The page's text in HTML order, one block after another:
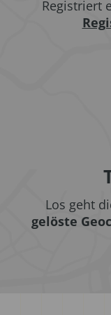
Registriert
Los geht
gelöste